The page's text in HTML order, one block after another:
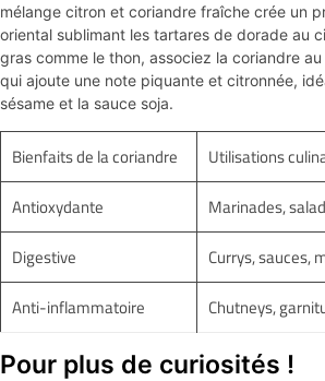
mélange citron et coriandre fraîche crée un
oriental sublimant les tartares de dorade au
gras comme le thon, associez la coriandre
qui ajoute une note piquante et citronnée,
sésame et la sauce soja.
Bienfaits de la coriandre
Utilisations
Antioxydante
Marinades,
Digestive
Currys, sauces,
Anti-inflammatoire
Chutneys,
Pour plus de curiosités !